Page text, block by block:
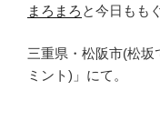
まろまろ と今日もも
三重県・松阪市(松坂
ミント)」にて。